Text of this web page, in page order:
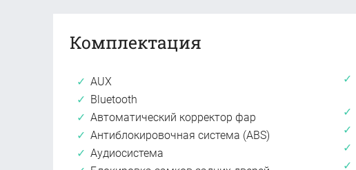
Комплектация
AUX
Bluetooth
Автоматический корректор фар
Антиблокировочная система (ABS)
Аудиосистема